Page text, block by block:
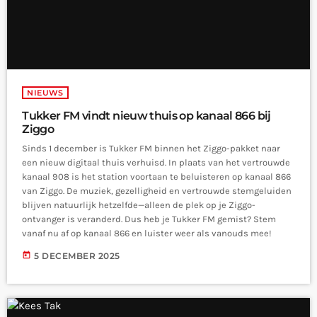
NIEUWS
Tukker FM vindt nieuw thuis op kanaal 866 bij
Ziggo
Sinds 1 december is Tukker FM binnen het Ziggo-pakket naar
een nieuw digitaal thuis verhuisd. In plaats van het vertrouwde
kanaal 908 is het station voortaan te beluisteren op kanaal 866
van Ziggo. De muziek, gezelligheid en vertrouwde stemgeluiden
blijven natuurlijk hetzelfde—alleen de plek op je Ziggo-
ontvanger is veranderd. Dus heb je Tukker FM gemist? Stem
vanaf nu af op kanaal 866 en luister weer als vanouds mee!
today 5 DECEMBER 2025